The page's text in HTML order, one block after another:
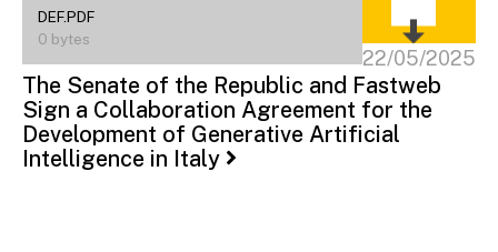
DEF.PDF
0 bytes
22/05/2025
The Senate of the Republic and Fastweb
Sign a Collaboration Agreement for the
Development of Generative Artificial
Intelligence in Italy